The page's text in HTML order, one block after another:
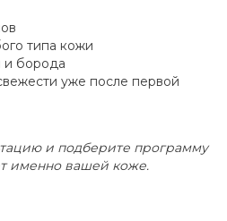
типа кожи
и борода
уже после первой
и подберите программу
именно вашей коже.